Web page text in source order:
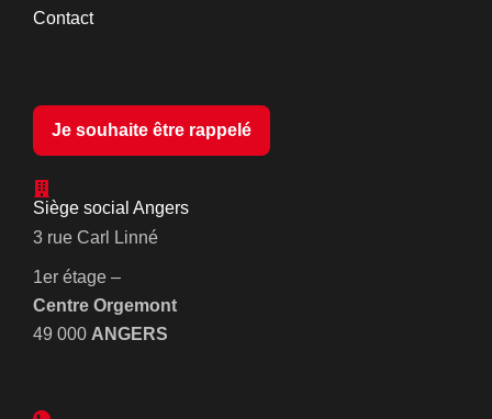
Contact
Je souhaite être rappelé
Siège social Angers
3 rue Carl Linné
1er étage –
Centre Orgemont
49 000 ANGERS